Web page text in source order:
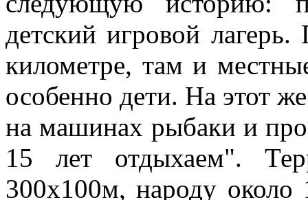
детский игровой
километре, там и
особенно дети. На этот
на машинах рыбаки и
15 лет отдыхаем".
300х100м, народу около